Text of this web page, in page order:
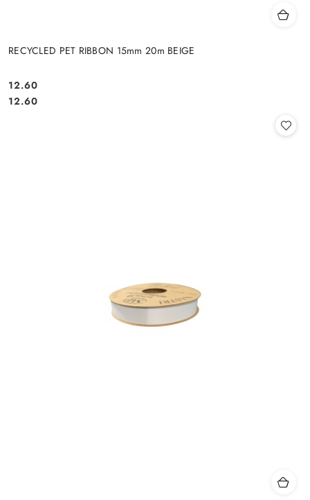
RECYCLED PET RIBBON 15mm 20m BEIGE
Cena:
12.60
Cena:
12.60